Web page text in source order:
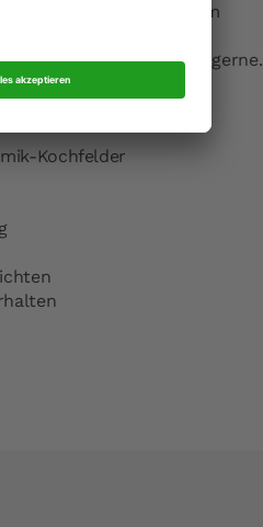
Kontakt
Oberfläche nach dem
melden, wir beraten Sie gerne.
Kochfelder